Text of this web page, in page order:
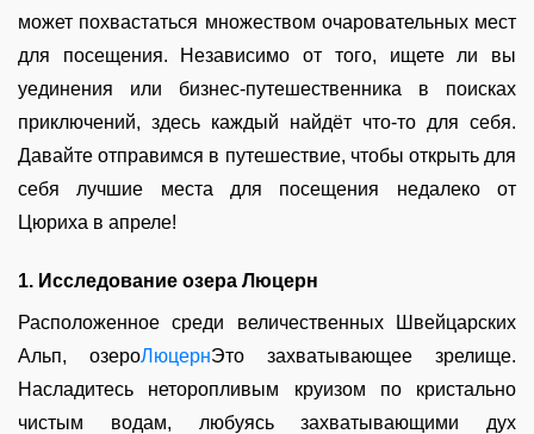
может похвастаться множеством очаровательных мест
для посещения. Независимо от того, ищете ли вы
уединения или бизнес-путешественника в поисках
приключений, здесь каждый найдёт что-то для себя.
Давайте отправимся в путешествие, чтобы открыть для
себя лучшие места для посещения недалеко от
Цюриха в апреле!
1. Исследование озера Люцерн
Расположенное среди величественных Швейцарских
Альп, озероЛюцернЭто захватывающее зрелище.
Насладитесь неторопливым круизом по кристально
чистым водам, любуясь захватывающими дух